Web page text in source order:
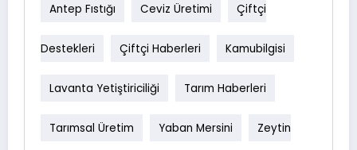
Antep Fıstığı Ceviz Üretimi Çiftçi
Destekleri Çiftçi Haberleri Kamubilgisi
Lavanta Yetiştiriciliği Tarım Haberleri
Tarımsal Üretim Yaban Mersini Zeytin